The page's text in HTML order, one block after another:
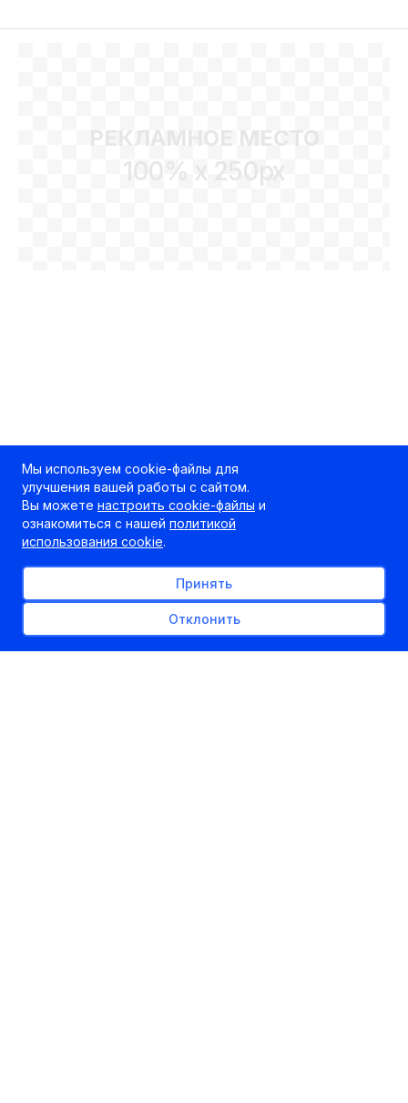
РЕКЛАМНОЕ МЕСТО
100% x 250px
Мы используем cookie-файлы для
улучшения вашей работы с сайтом.
Вы можете настроить cookie-файлы и
ознакомиться с нашей политикой
использования cookie.
Принять
Отклонить